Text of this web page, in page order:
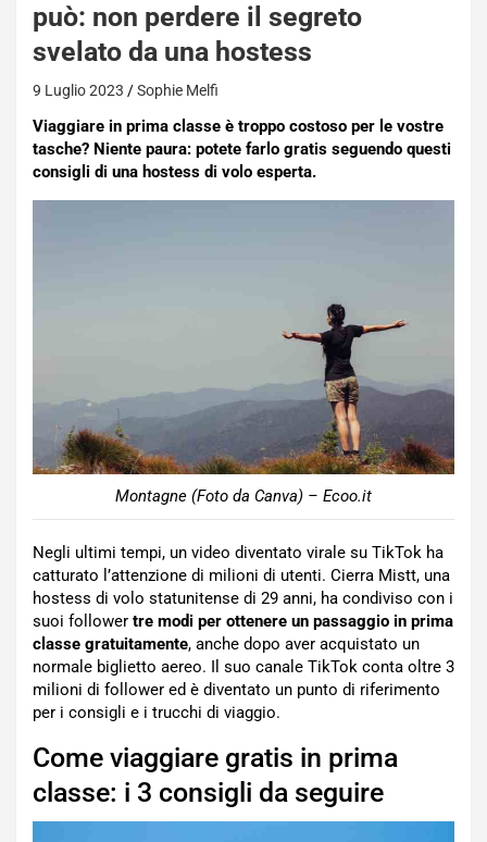
può: non perdere il segreto
svelato da una hostess
9 Luglio 2023 Sophie Melfi
Viaggiare in prima classe è troppo costoso per le vostre
tasche? Niente paura: potete farlo gratis seguendo questi
consigli di una hostess di volo esperta.
Montagne (Foto da Canva) – Ecoo.it
Negli ultimi tempi, un video diventato virale su TikTok ha
catturato l’attenzione di milioni di utenti. Cierra Mistt, una
hostess di volo statunitense di 29 anni, ha condiviso con i
suoi follower tre modi per ottenere un passaggio in prima
classe gratuitamente, anche dopo aver acquistato un
normale biglietto aereo. Il suo canale TikTok conta oltre 3
milioni di follower ed è diventato un punto di riferimento
per i consigli e i trucchi di viaggio.
Come viaggiare gratis in prima
classe: i 3 consigli da seguire